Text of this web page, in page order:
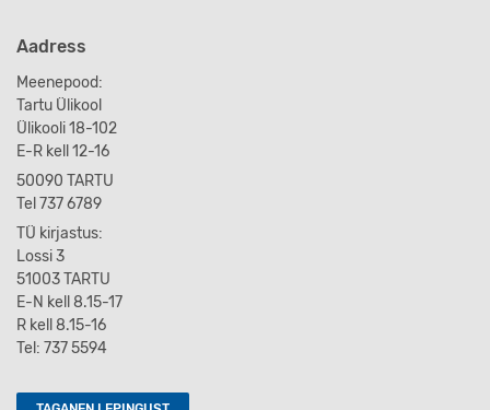
Aadress
Meenepood:
Tartu Ülikool
Ülikooli 18-102
E-R kell 12-16
50090 TARTU
Tel 737 6789
TÜ kirjastus:
Lossi 3
51003 TARTU
E-N kell 8.15-17
R kell 8.15-16
Tel: 737 5594